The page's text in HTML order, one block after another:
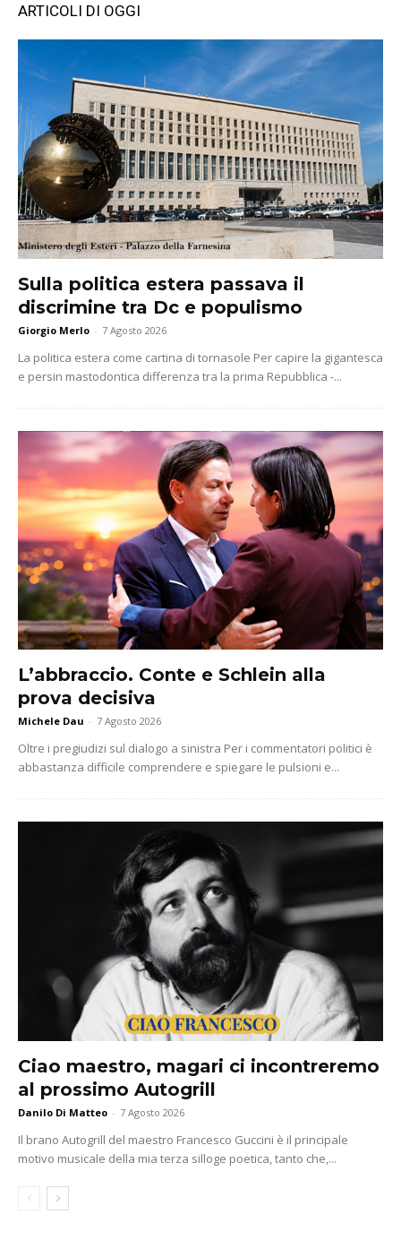
ARTICOLI DI OGGI
Sulla politica estera passava il
discrimine tra Dc e populismo
Giorgio Merlo - 7 Agosto 2026
La politica estera come cartina di tornasole Per capire la gigantesca
e persin mastodontica differenza tra la prima Repubblica -...
L’abbraccio. Conte e Schlein alla
prova decisiva
Michele Dau - 7 Agosto 2026
Oltre i pregiudizi sul dialogo a sinistra Per i commentatori politici è
abbastanza difficile comprendere e spiegare le pulsioni e...
Ciao maestro, magari ci incontreremo
al prossimo Autogrill
Danilo Di Matteo - 7 Agosto 2026
Il brano Autogrill del maestro Francesco Guccini è il principale
motivo musicale della mia terza silloge poetica, tanto che,...